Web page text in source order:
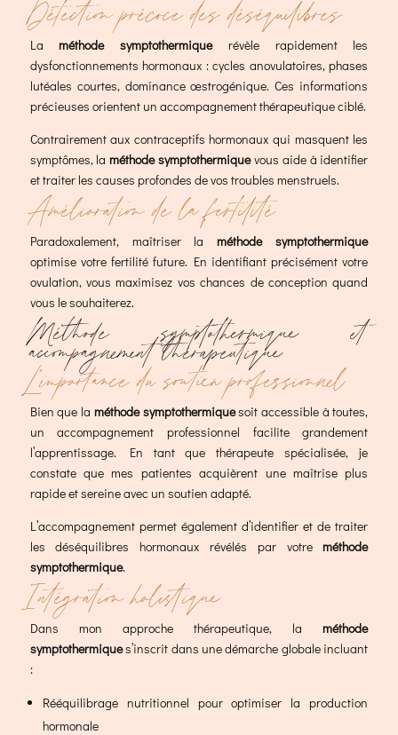
Détection précoce des déséquilibres
Laméthode symptothermiquerévèle rapidement les
dysfonctionnements hormonaux : cycles anovulatoires, phases
lutéales courtes, dominance œstrogénique. Ces informations
précieuses orientent un accompagnement thérapeutique ciblé.
Contrairement aux contraceptifs hormonaux qui masquent les
symptômes, laméthode symptothermiquevous aide à identifier
et traiter les causes profondes de vos troubles menstruels.
Amélioration de la fertilité
Paradoxalement, maîtriser laméthode symptothermique
optimise votre fertilité future. En identifiant précisément votre
ovulation, vous maximisez vos chances de conception quand
vous le souhaiterez.
Méthode symptothermique et
accompagnement thérapeutique
L’importance du soutien professionnel
Bien que la méthode symptothermiquesoit accessible à toutes,
un accompagnement professionnel facilite grandement
l’apprentissage. En tant que thérapeute spécialisée, je
constate que mes patientes acquièrent une maîtrise plus
rapide et sereine avec un soutien adapté.
L’accompagnement permet également d’identifier et de traiter
les déséquilibres hormonaux révélés par votreméthode
symptothermique.
Intégration holistique
Dans mon approche thérapeutique, laméthode
symptothermiques’inscrit dans une démarche globale incluant
:
Rééquilibrage nutritionnel pour optimiser la production
hormonale